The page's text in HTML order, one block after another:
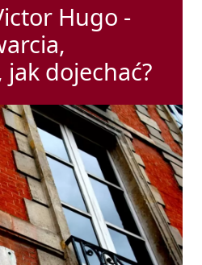
Hugo -
dojechać?